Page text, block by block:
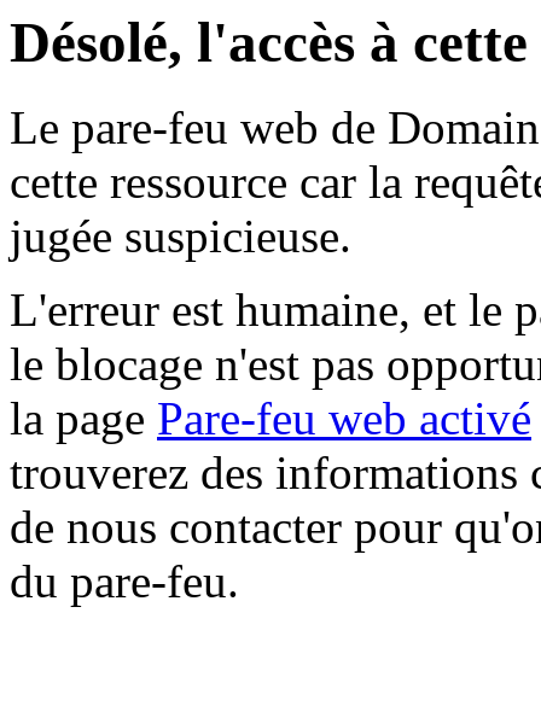
Désolé, l'accès à
Le pare-feu web de
cette ressource car la
jugée suspicieuse.
L'erreur est humaine, et le
le blocage n'est pas
la page Pare-feu web activé
trouverez des informations
de nous contacter pour
du pare-feu.